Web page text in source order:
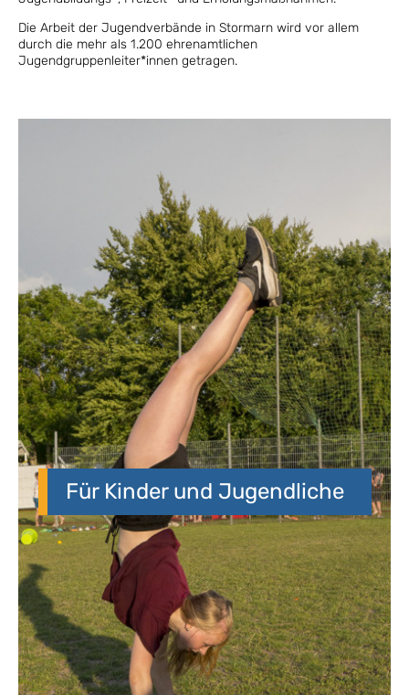
Die Arbeit der Jugendverbände in Stormarn wird vor allem
durch die mehr als 1.200 ehrenamtlichen
Jugendgruppenleiter*innen getragen.
Für Kinder und Jugendliche